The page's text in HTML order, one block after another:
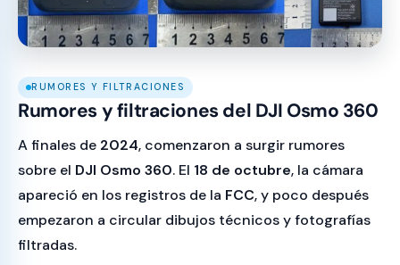
RUMORES Y FILTRACIONES
Rumores y filtraciones del DJI Osmo 360
A finales de 2024, comenzaron a surgir rumores
sobre el DJI Osmo 360. El 18 de octubre, la cámara
apareció en los registros de la FCC, y poco después
empezaron a circular dibujos técnicos y fotografías
filtradas.